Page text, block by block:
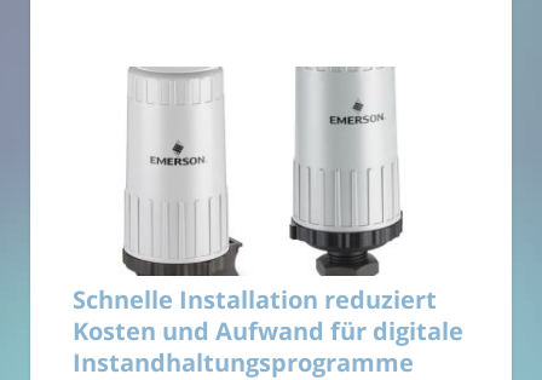
Schnelle Installation reduziert
Kosten und Aufwand für digitale
Instandhaltungsprogramme